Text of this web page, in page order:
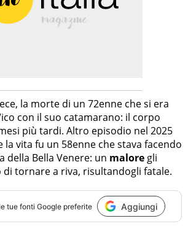
la morte di un 72enne che si era
con il suo catamarano: il corpo
più tardi. Altro episodio nel 2025
vita fu un 58enne che stava facendo
della Bella Venere: un malore gli
tornare a riva, risultandogli fatale.
tue fonti Google preferite Aggiungi